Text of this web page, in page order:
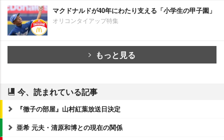
マクドナルドが40年にわたり支える「小学生の甲子園」
オリコンタイアップ特集
もっと見る
今、読まれている記事
『徹子の部屋』山村紅葉放送日決定
亜希 元夫・清原和博との現在の関係